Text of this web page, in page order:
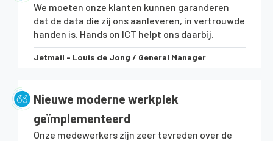
We moeten onze klanten kunnen garanderen
dat de data die zij ons aanleveren, in vertrouwde
handen is. Hands on ICT helpt ons daarbij.
Jetmail - Louis de Jong / General Manager
Nieuwe moderne werkplek
geïmplementeerd
Onze medewerkers zijn zeer tevreden over de